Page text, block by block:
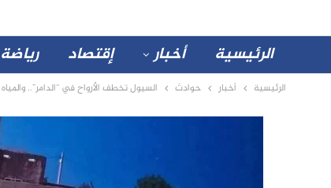
الرئيسية أخبار إقتصاد رياضة
الرئيسية أخبار حوادث السيول تخطف الأرواح في “الدامر”..